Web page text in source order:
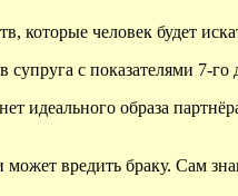
человек будет
супруга с показателями 7-
идеального образа
вредить браку. Сам